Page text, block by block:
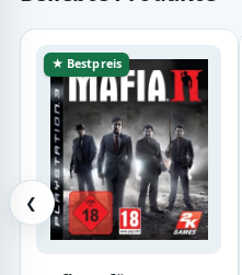
❮
★ Bestpreis